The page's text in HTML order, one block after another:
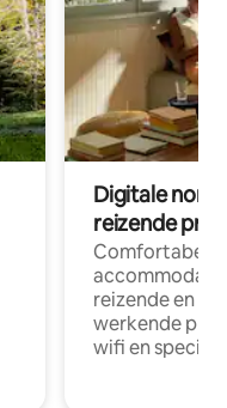
Digitale
reizende
Comfortabele
reizende en
werkende
wifi en